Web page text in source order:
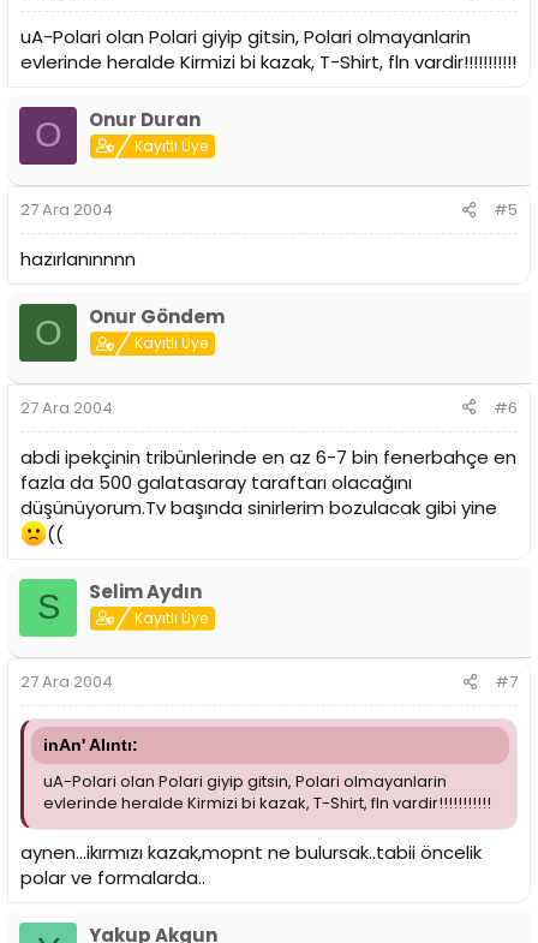
uA-Polari olan Polari giyip gitsin, Polari olmayanlarin
evlerinde heralde Kirmizi bi kazak, T-Shirt, fln vardir!!!!!!!!!!!
O Onur Duran
Kayıtlı Üye
27 Ara 2004 #5
hazırlanınnnn
O Onur Göndem
Kayıtlı Üye
27 Ara 2004 #6
abdi ipekçinin tribünlerinde en az 6-7 bin fenerbahçe en
fazla da 500 galatasaray taraftarı olacağını
düşünüyorum.Tv başında sinirlerim bozulacak gibi yine
((
S Selim Aydın
Kayıtlı Üye
27 Ara 2004 #7
inAn' Alıntı:
uA-Polari olan Polari giyip gitsin, Polari olmayanlarin
evlerinde heralde Kirmizi bi kazak, T-Shirt, fln vardir!!!!!!!!!!!
aynen...ikırmızı kazak,mopnt ne bulursak..tabii öncelik
polar ve formalarda..
Yakup Akgun